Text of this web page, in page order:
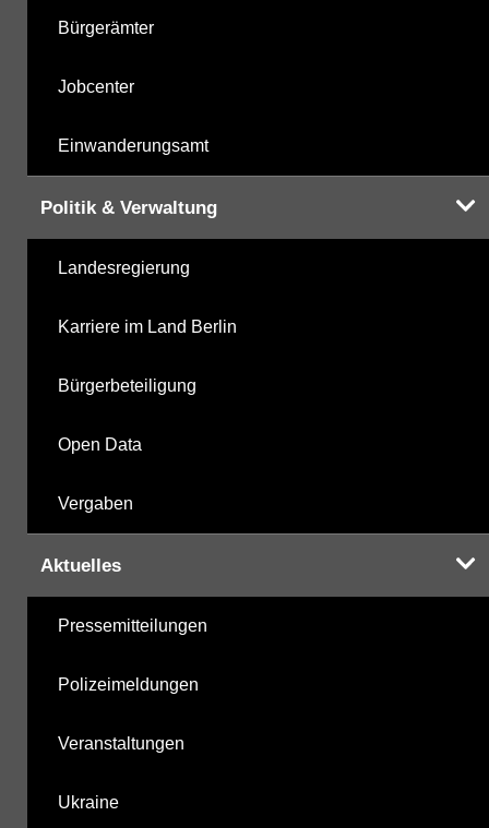
Bürgerämter
Jobcenter
Einwanderungsamt
Politik & Verwaltung
Landesregierung
Karriere im Land Berlin
Bürgerbeteiligung
Open Data
Vergaben
Aktuelles
Pressemitteilungen
Polizeimeldungen
Veranstaltungen
Ukraine